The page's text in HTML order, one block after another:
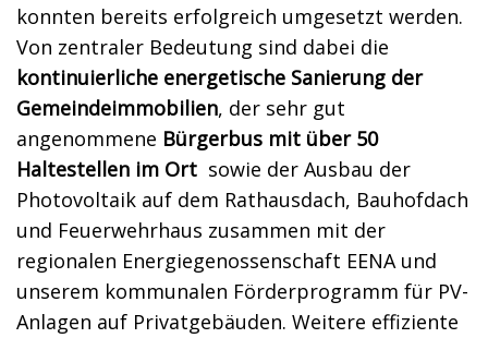
konnten bereits erfolgreich umgesetzt werden.
Von zentraler Bedeutung sind dabei die
kontinuierliche energetische Sanierung der
Gemeindeimmobilien, der sehr gut
angenommene Bürgerbus mit über 50
Haltestellen im Ort sowie der Ausbau der
Photovoltaik auf dem Rathausdach, Bauhofdach
und Feuerwehrhaus zusammen mit der
regionalen Energiegenossenschaft EENA und
unserem kommunalen Förderprogramm für PV-
Anlagen auf Privatgebäuden. Weitere effiziente